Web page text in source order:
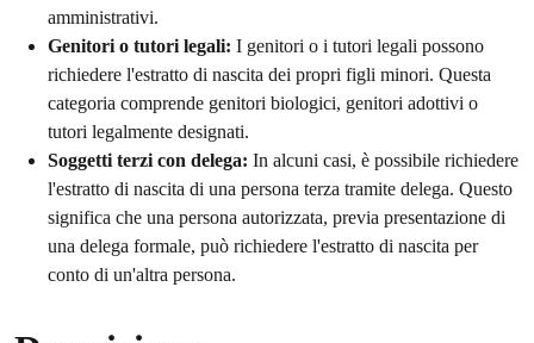
amministrativi.
Genitori o tutori legali: I genitori o i tutori legali possono
richiedere l'estratto di nascita dei propri figli minori. Questa
categoria comprende genitori biologici, genitori adottivi o
tutori legalmente designati.
Soggetti terzi con delega: In alcuni casi, è possibile richiedere
l'estratto di nascita di una persona terza tramite delega. Questo
significa che una persona autorizzata, previa presentazione di
una delega formale, può richiedere l'estratto di nascita per
conto di un'altra persona.